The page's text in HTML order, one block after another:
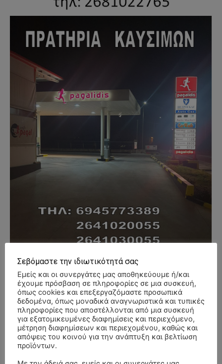
- Advertisment -
Σεβόμαστε την ιδιωτικότητά σας
Εμείς και οι συνεργάτες μας αποθηκεύουμε ή/και
έχουμε πρόσβαση σε πληροφορίες σε μια συσκευή,
όπως cookies και επεξεργαζόμαστε προσωπικά
δεδομένα, όπως μοναδικά αναγνωριστικά και τυπικές
πληροφορίες που αποστέλλονται από μια συσκευή
για εξατομικευμένες διαφημίσεις και περιεχόμενο,
μέτρηση διαφημίσεων και περιεχομένου, καθώς και
απόψεις του κοινού για την ανάπτυξη και βελτίωση
προϊόντων.